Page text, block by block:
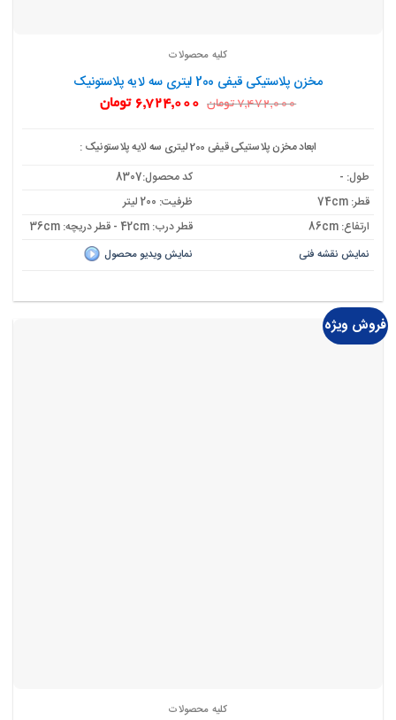
کلیه محصولات
مخزن پلاستیکی قیفی 200 لیتری سه لایه پلاستونیک
7,472,000 تومان قیمت
اصلی:
بود.
6,724,000 تومانقیمت
ابعاد مخزن پلاستیکی قیفی 200 لیتری سه لایه پلاستونیک :
طول: -
کد محصول:8307
قطر: 74cm
ظرفیت: 200 لیتر
ارتفاع: 86cm
قطر درب: 42cm - قطر دریچه: 36cm
نمایش نقشه فنی نمایش ویدیو محصول
فروش ویژه
کلیه محصولات